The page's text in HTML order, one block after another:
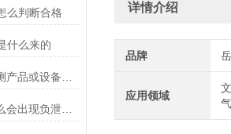
么判断合格
什么来的
在气密性检测中，为什么会出现负泄漏值？
详情介绍
品牌
应用领域